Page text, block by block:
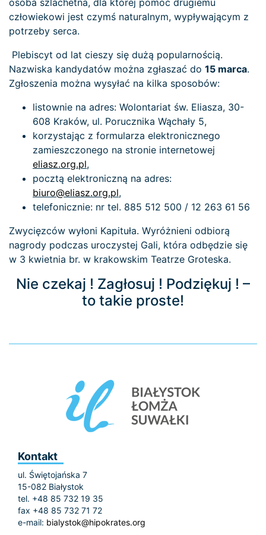
osoba szlachetna, dla której pomoc drugiemu
człowiekowi jest czymś naturalnym, wypływającym z
potrzeby serca.
Plebiscyt od lat cieszy się dużą popularnością.
Nazwiska kandydatów można zgłaszać do 15 marca.
Zgłoszenia można wysyłać na kilka sposobów:
listownie na adres: Wolontariat św. Eliasza, 30-
608 Kraków, ul. Porucznika Wąchały 5,
korzystając z formularza elektronicznego
zamieszczonego na stronie internetowej
eliasz.org.pl,
pocztą elektroniczną na adres:
biuro@eliasz.org.pl,
telefonicznie: nr tel. 885 512 500 / 12 263 61 56
Zwycięzców wyłoni Kapituła. Wyróżnieni odbiorą
nagrody podczas uroczystej Gali, która odbędzie się
w 3 kwietnia br. w krakowskim Teatrze Groteska.
Nie czekaj ! Zagłosuj ! Podziękuj ! –
to takie proste!
Kontakt
ul. Świętojańska 7
15-082 Białystok
tel. +48 85 732 19 35
fax +48 85 732 71 72
e-mail: bialystok@hipokrates.org